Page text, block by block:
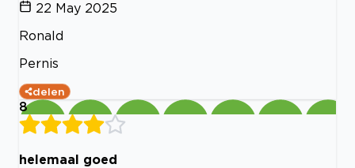
22 May 2025
Ronald
Pernis
delen
8
helemaal goed